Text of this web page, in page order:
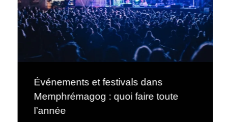
Événements et festivals dans
Memphrémagog : quoi faire toute
l’année